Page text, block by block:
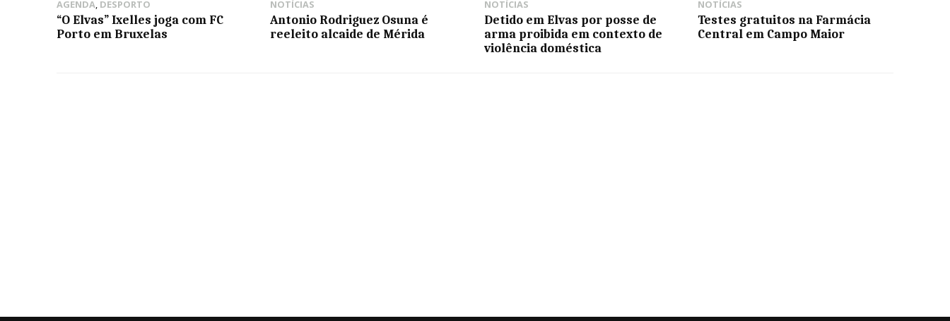
AGENDA DESPORTO
“O Elvas” Ixelles joga com FC
Porto em Bruxelas
NOTÍCIAS
Antonio Rodriguez Osuna é
reeleito alcaide de Mérida
NOTÍCIAS
Detido em Elvas por posse de
arma proibida em contexto de
violência doméstica
NOTÍCIAS
Testes gratuitos na Farmácia
Central em Campo Maior